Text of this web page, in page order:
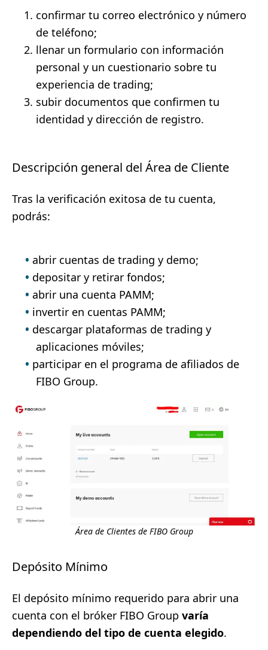
confirmar tu correo electrónico y número
de teléfono;
llenar un formulario con información
personal y un cuestionario sobre tu
experiencia de trading;
subir documentos que confirmen tu
identidad y dirección de registro.
Descripción general del Área de Cliente
Tras la verificación exitosa de tu cuenta,
podrás:
abrir cuentas de trading y demo;
depositar y retirar fondos;
abrir una cuenta PAMM;
invertir en cuentas PAMM;
descargar plataformas de trading y
aplicaciones móviles;
participar en el programa de afiliados de
FIBO Group.
Área de Clientes de FIBO Group
Depósito Mínimo
El depósito mínimo requerido para abrir una
cuenta con el bróker FIBO Group varía
dependiendo del tipo de cuenta elegido.